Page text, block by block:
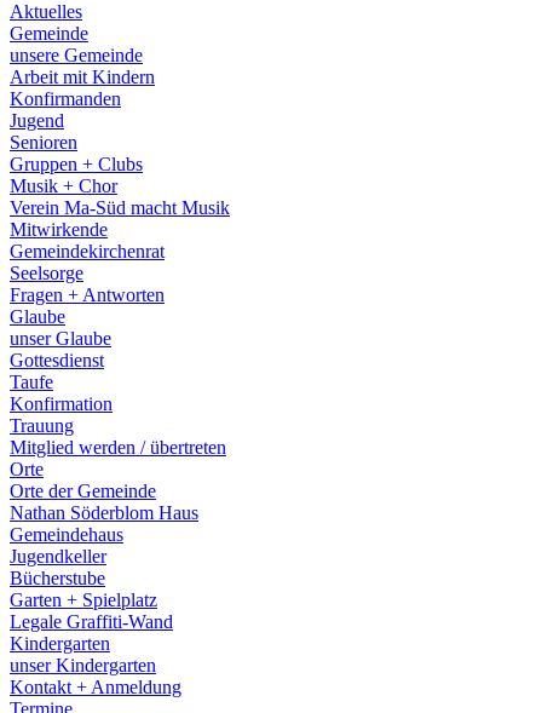
Aktuelles
Gemeinde
unsere Gemeinde
Arbeit mit Kindern
Konfirmanden
Jugend
Senioren
Gruppen + Clubs
Musik + Chor
Verein Ma-Süd macht Musik
Mitwirkende
Gemeindekirchenrat
Seelsorge
Fragen + Antworten
Glaube
unser Glaube
Gottesdienst
Taufe
Konfirmation
Trauung
Mitglied werden / übertreten
Orte
Orte der Gemeinde
Nathan Söderblom Haus
Gemeindehaus
Jugendkeller
Bücherstube
Garten + Spielplatz
Legale Graffiti-Wand
Kindergarten
unser Kindergarten
Kontakt + Anmeldung
Termine